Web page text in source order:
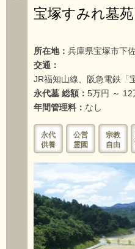
宝塚すみれ墓苑
所在地： 兵庫県宝塚市下
交通：
JR福知山線、阪急電鉄「
永代墓 総額： 5万円 ～ 12
年間管理料： なし
永代
供養
公営
霊園
宗教
自由